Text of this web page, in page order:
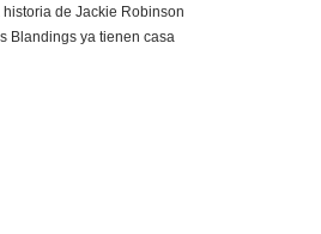
historia de Jackie Robinson
Blandings ya tienen casa